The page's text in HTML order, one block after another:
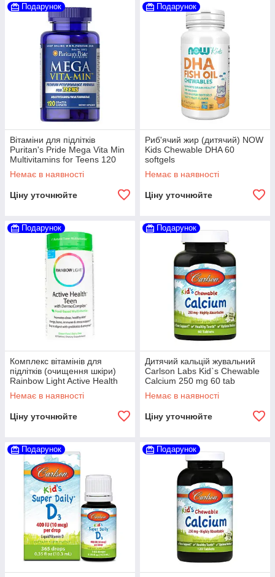
Подарунок
Вітаміни для підлітків
Puritan's Pride Mega Vita Min
Multivitamins for Teens 120
caplets
Немає в наявності
Ціну уточнюйте
Подарунок
Риб'ячий жир (дитячий) NOW
Kids Chewable DHA 60
softgels
Немає в наявності
Ціну уточнюйте
Подарунок
Комплекс вітамінів для
підлітків (очищення шкіри)
Rainbow Light Active Health
Teen with DermaComplex 90
tabs
Немає в наявності
Ціну уточнюйте
Подарунок
Дитячий кальцій жувальний
Carlson Labs Kid`s Chewable
Calcium 250 mg 60 tab
Немає в наявності
Ціну уточнюйте
Подарунок Подарунок